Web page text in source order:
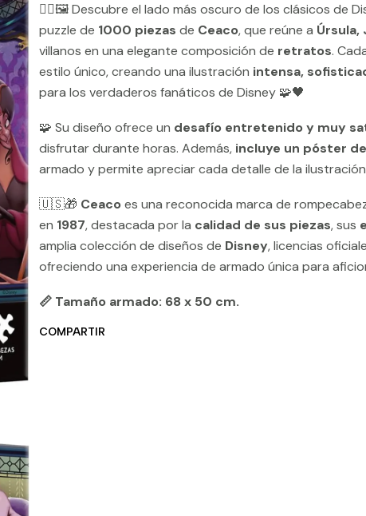
🦹‍♀️🖼️ Descubre el lado más oscuro de los clásicos de
puzzle de 1000 piezas de Ceaco, que reúne a Úrsula,
villanos en una elegante composición de retratos.
estilo único, creando una ilustración intensa,
para los verdaderos fanáticos de Disney 🧩🖤
🧩 Su diseño ofrece un desafío entretenido y muy
disfrutar durante horas. Además, incluye un póster
armado y permite apreciar cada detalle de la
🇺🇸🎁 Ceaco es una reconocida marca de
en 1987, destacada por la calidad de sus piezas, sus
amplia colección de diseños de Disney, licencias
ofreciendo una experiencia de armado única para
📏 Tamaño armado: 68 x 50 cm.
COMPARTIR